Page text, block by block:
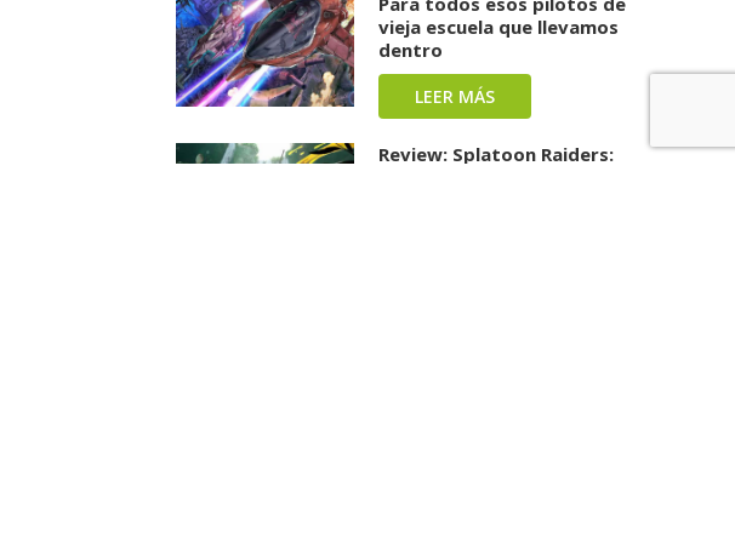
vieja escuela que llevamos
dentro
LEER MÁS
Review: Splatoon Raiders: